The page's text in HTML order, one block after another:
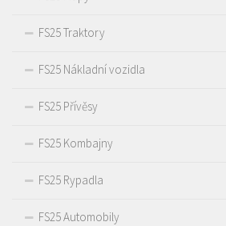
FS25 Traktory
FS25 Nákladní vozidla
FS25 Přívěsy
FS25 Kombajny
FS25 Rypadla
FS25 Automobily